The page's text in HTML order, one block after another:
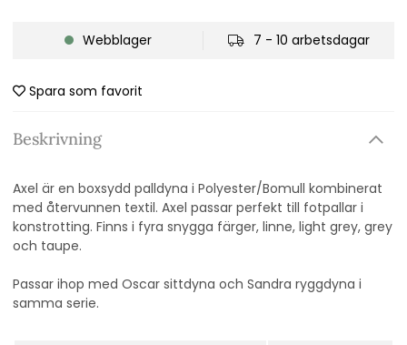
Webblager 7 - 10 arbetsdagar
Spara som favorit
Beskrivning
Axel är en boxsydd palldyna i Polyester/Bomull kombinerat
med återvunnen textil. Axel passar perfekt till fotpallar i
konstrotting. Finns i fyra snygga färger, linne, light grey, grey
och taupe.
Passar ihop med Oscar sittdyna och Sandra ryggdyna i
samma serie.